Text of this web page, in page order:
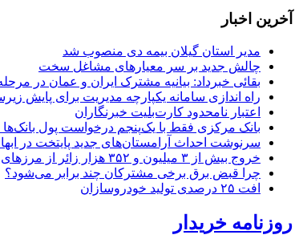
آخرین اخبار
مدیر استان گیلان بیمه دی منصوب شد
چالش جدید بر سر معیارهای مشاغل سخت
بقائی خبرداد: بیانیه مشترک ایران و عمان در
راه اندازی سامانه یکپارچه مدیریت برای پایش
اعتبار نامحدود کارت‌بلیت خبرنگاران
بانک مرکزی فقط با یک‌‎پنجم درخواست پول بانک‌ها موافقت کرد
سرنوشت احداث آرامستان‌های جدید پایتخت در
خروج بیش از ۳ میلیون و ۳۵۲ هزار زائر از مرزهای کشور
چرا قبض برق برخی مشترکان چند برابر می‌شود؟
افت ۲۵ درصدی تولید خودروسازان
روزنامه خریدار